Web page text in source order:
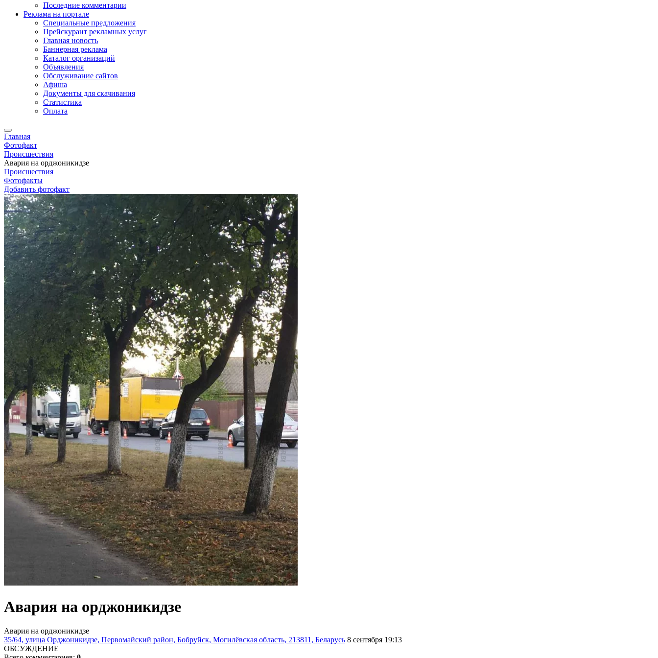
Последние комментарии
Реклама на портале
Специальные предложения
Прейскурант рекламных услуг
Главная новость
Баннерная реклама
Каталог организаций
Объявления
Обслуживание сайтов
Афиша
Документы для скачивания
Статистика
Оплата
Главная
Фотофакт
Происшествия
Авария на орджоникидзе
Происшествия
Фотофакты
Добавить фотофакт
Авария на орджоникидзе
Авария на орджоникидзе
35/64, улица Орджоникидзе, Первомайский район, Бобруйск, Могилёвская область, 213811, Беларусь 8 сентября 19:13
ОБСУЖДЕНИЕ